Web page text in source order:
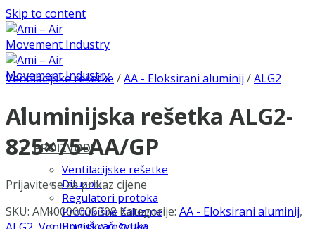
Skip to content
PROIZVODI
Ventilacijske rešetke
Difuzori
Regulatori protoka
Protukišne žaluzine
Prigušivači zvuka
Ventilacijske rešetke /AA - Eloksirani aluminij /ALG2
Aluminijska rešetka ALG2-
825×75-AA/GP
Prijavite se za prikaz cijene
SKU: AMI0000005308 Kategorije: AA - Eloksirani aluminij,